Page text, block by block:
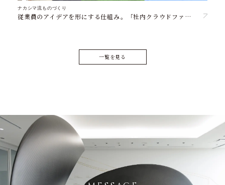
ナカシマ流ものづくり
従業員のアイデアを形にする仕組み。「社内クラウドファンディング制度」とは？
一覧を見る